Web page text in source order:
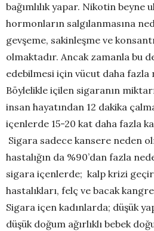
bağımlılık yapar. Nikotin beyne
hormonların salgılanmasına
gevşeme, sakinleşme ve
olmaktadır. Ancak zamanla bu
edebilmesi için vücut daha
Böylelikle içilen sigaranın
insan hayatından 12 dakika
içenlerde 15-20 kat daha fazla
Sigara sadece kansere neden
hastalığın da %90’dan fazla
sigara içenlerde; kalp krizi
hastalıkları, felç ve bacak
Sigara içen kadınlarda; düşük
düşük doğum ağırlıklı bebek